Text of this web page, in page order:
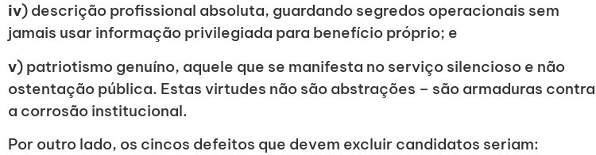
iv) descrição profissional absoluta, guardando segredos operacionais sem
jamais usar informação privilegiada para benefício próprio; e
v) patriotismo genuíno, aquele que se manifesta no serviço silencioso e não
ostentação pública. Estas virtudes não são abstrações – são armaduras contra
a corrosão institucional.
Por outro lado, os cincos defeitos que devem excluir candidatos seriam: